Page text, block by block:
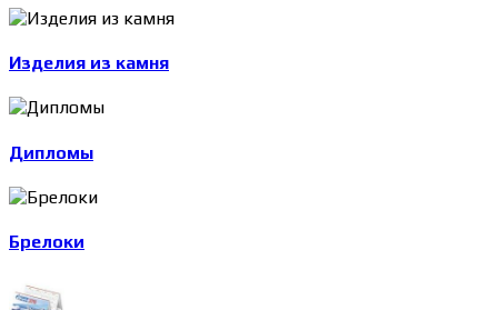
Изделия из камня
Дипломы
Брелоки